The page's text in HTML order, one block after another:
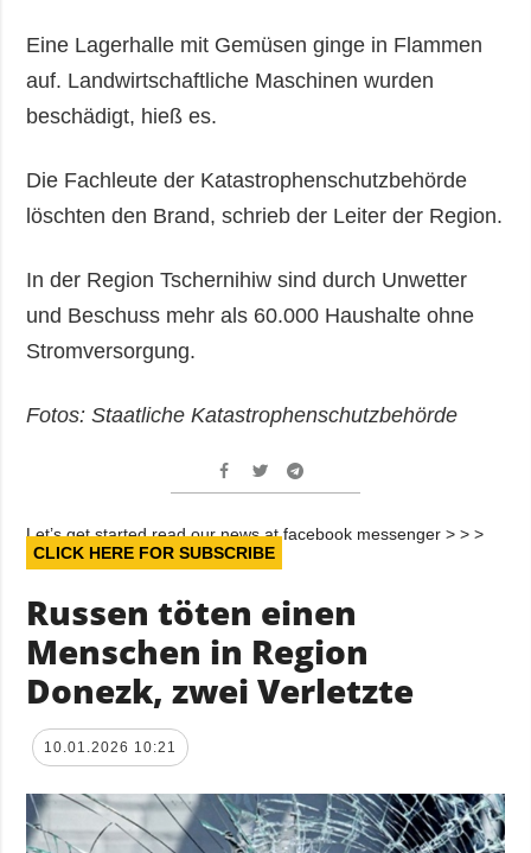
Eine Lagerhalle mit Gemüsen ginge in Flammen
auf. Landwirtschaftliche Maschinen wurden
beschädigt, hieß es.
Die Fachleute der Katastrophenschutzbehörde
löschten den Brand, schrieb der Leiter der Region.
In der Region Tschernihiw sind durch Unwetter
und Beschuss mehr als 60.000 Haushalte ohne
Stromversorgung.
Fotos: Staatliche Katastrophenschutzbehörde
Let’s get started read our news at facebook messenger > > >
CLICK HERE FOR SUBSCRIBE
Russen töten einen
Menschen in Region
Donezk, zwei Verletzte
10.01.2026 10:21